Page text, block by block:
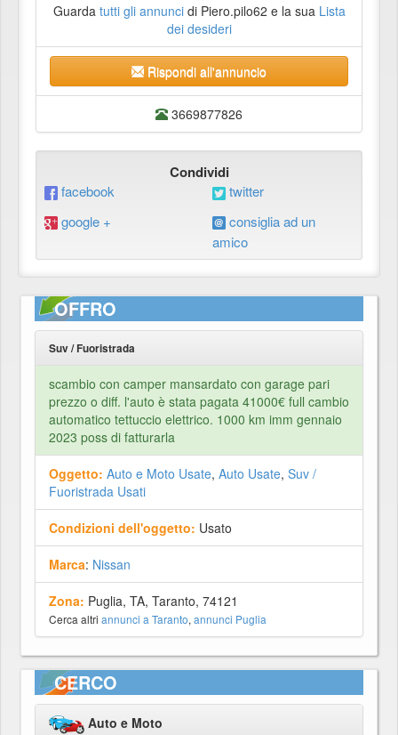
Guarda tutti gli annuncidi Piero.pilo62 e la sua Lista
dei desideri
Rispondi all'annuncio
3669877826
Condividi
facebook
twitter
google +
consiglia ad un
amico
OFFRO
Suv / Fuoristrada
scambio con camper mansardato con garage pari
prezzo o diff. l'auto è stata pagata 41000€ full cambio
automatico tettuccio elettrico. 1000 km imm gennaio
2023 poss di fatturarla
Oggetto: Auto e Moto Usate, Auto Usate, Suv /
Fuoristrada Usati
Condizioni dell'oggetto: Usato
Marca: Nissan
Zona: Puglia, TA, Taranto, 74121
Cerca altri annunci a Taranto, annunci Puglia
CERCO
Auto e Moto